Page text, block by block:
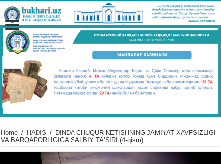
Home / HADIS / DINDA CHUQUR KЕTISHNING JAMIYAT XAVFSIZLIGI
VA BARQARORLIGIGA SALBIY TAʼSIRI (4-qism)